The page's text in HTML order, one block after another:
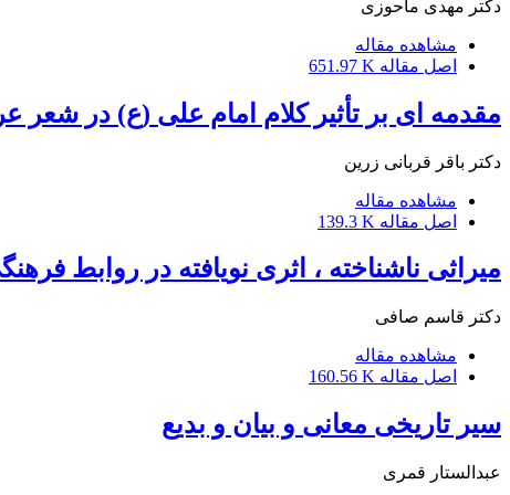
دکتر مهدی ماحوزی
مشاهده مقاله
اصل مقاله 651.97 K
مقدمه ای بر تأثیر کلام امام علی (ع) در شعر
دکتر باقر قربانی زرین
مشاهده مقاله
اصل مقاله 139.3 K
میراثی ناشناخته ، اثری نویافته در روابط
دکتر قاسم صافی
مشاهده مقاله
اصل مقاله 160.56 K
سیر تاریخی معانی و بیان و بدیع
عبدالستار قمری